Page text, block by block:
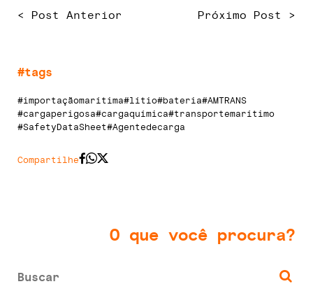
< Post Anterior Próximo Post >
#tags
#importaçãomarítima#lítio#bateria#AMTRANS
#cargaperigosa#cargaquímica#transportemarítimo
#SafetyDataSheet#Agentedecarga
Compartilhe
O que você procura?